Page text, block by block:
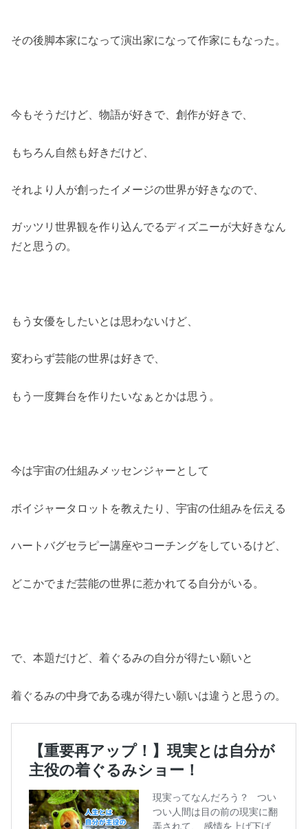
その後脚本家になって演出家になって作家にもなった。
今もそうだけど、物語が好きで、創作が好きで、
もちろん自然も好きだけど、
それより人が創ったイメージの世界が好きなので、
ガッツリ世界観を作り込んでるディズニーが大好きなん
だと思うの。
もう女優をしたいとは思わないけど、
変わらず芸能の世界は好きで、
もう一度舞台を作りたいなぁとかは思う。
今は宇宙の仕組みメッセンジャーとして
ボイジャータロットを教えたり、宇宙の仕組みを伝える
ハートバグセラピー講座やコーチングをしているけど、
どこかでまだ芸能の世界に惹かれてる自分がいる。
で、本題だけど、着ぐるみの自分が得たい願いと
着ぐるみの中身である魂が得たい願いは違うと思うの。